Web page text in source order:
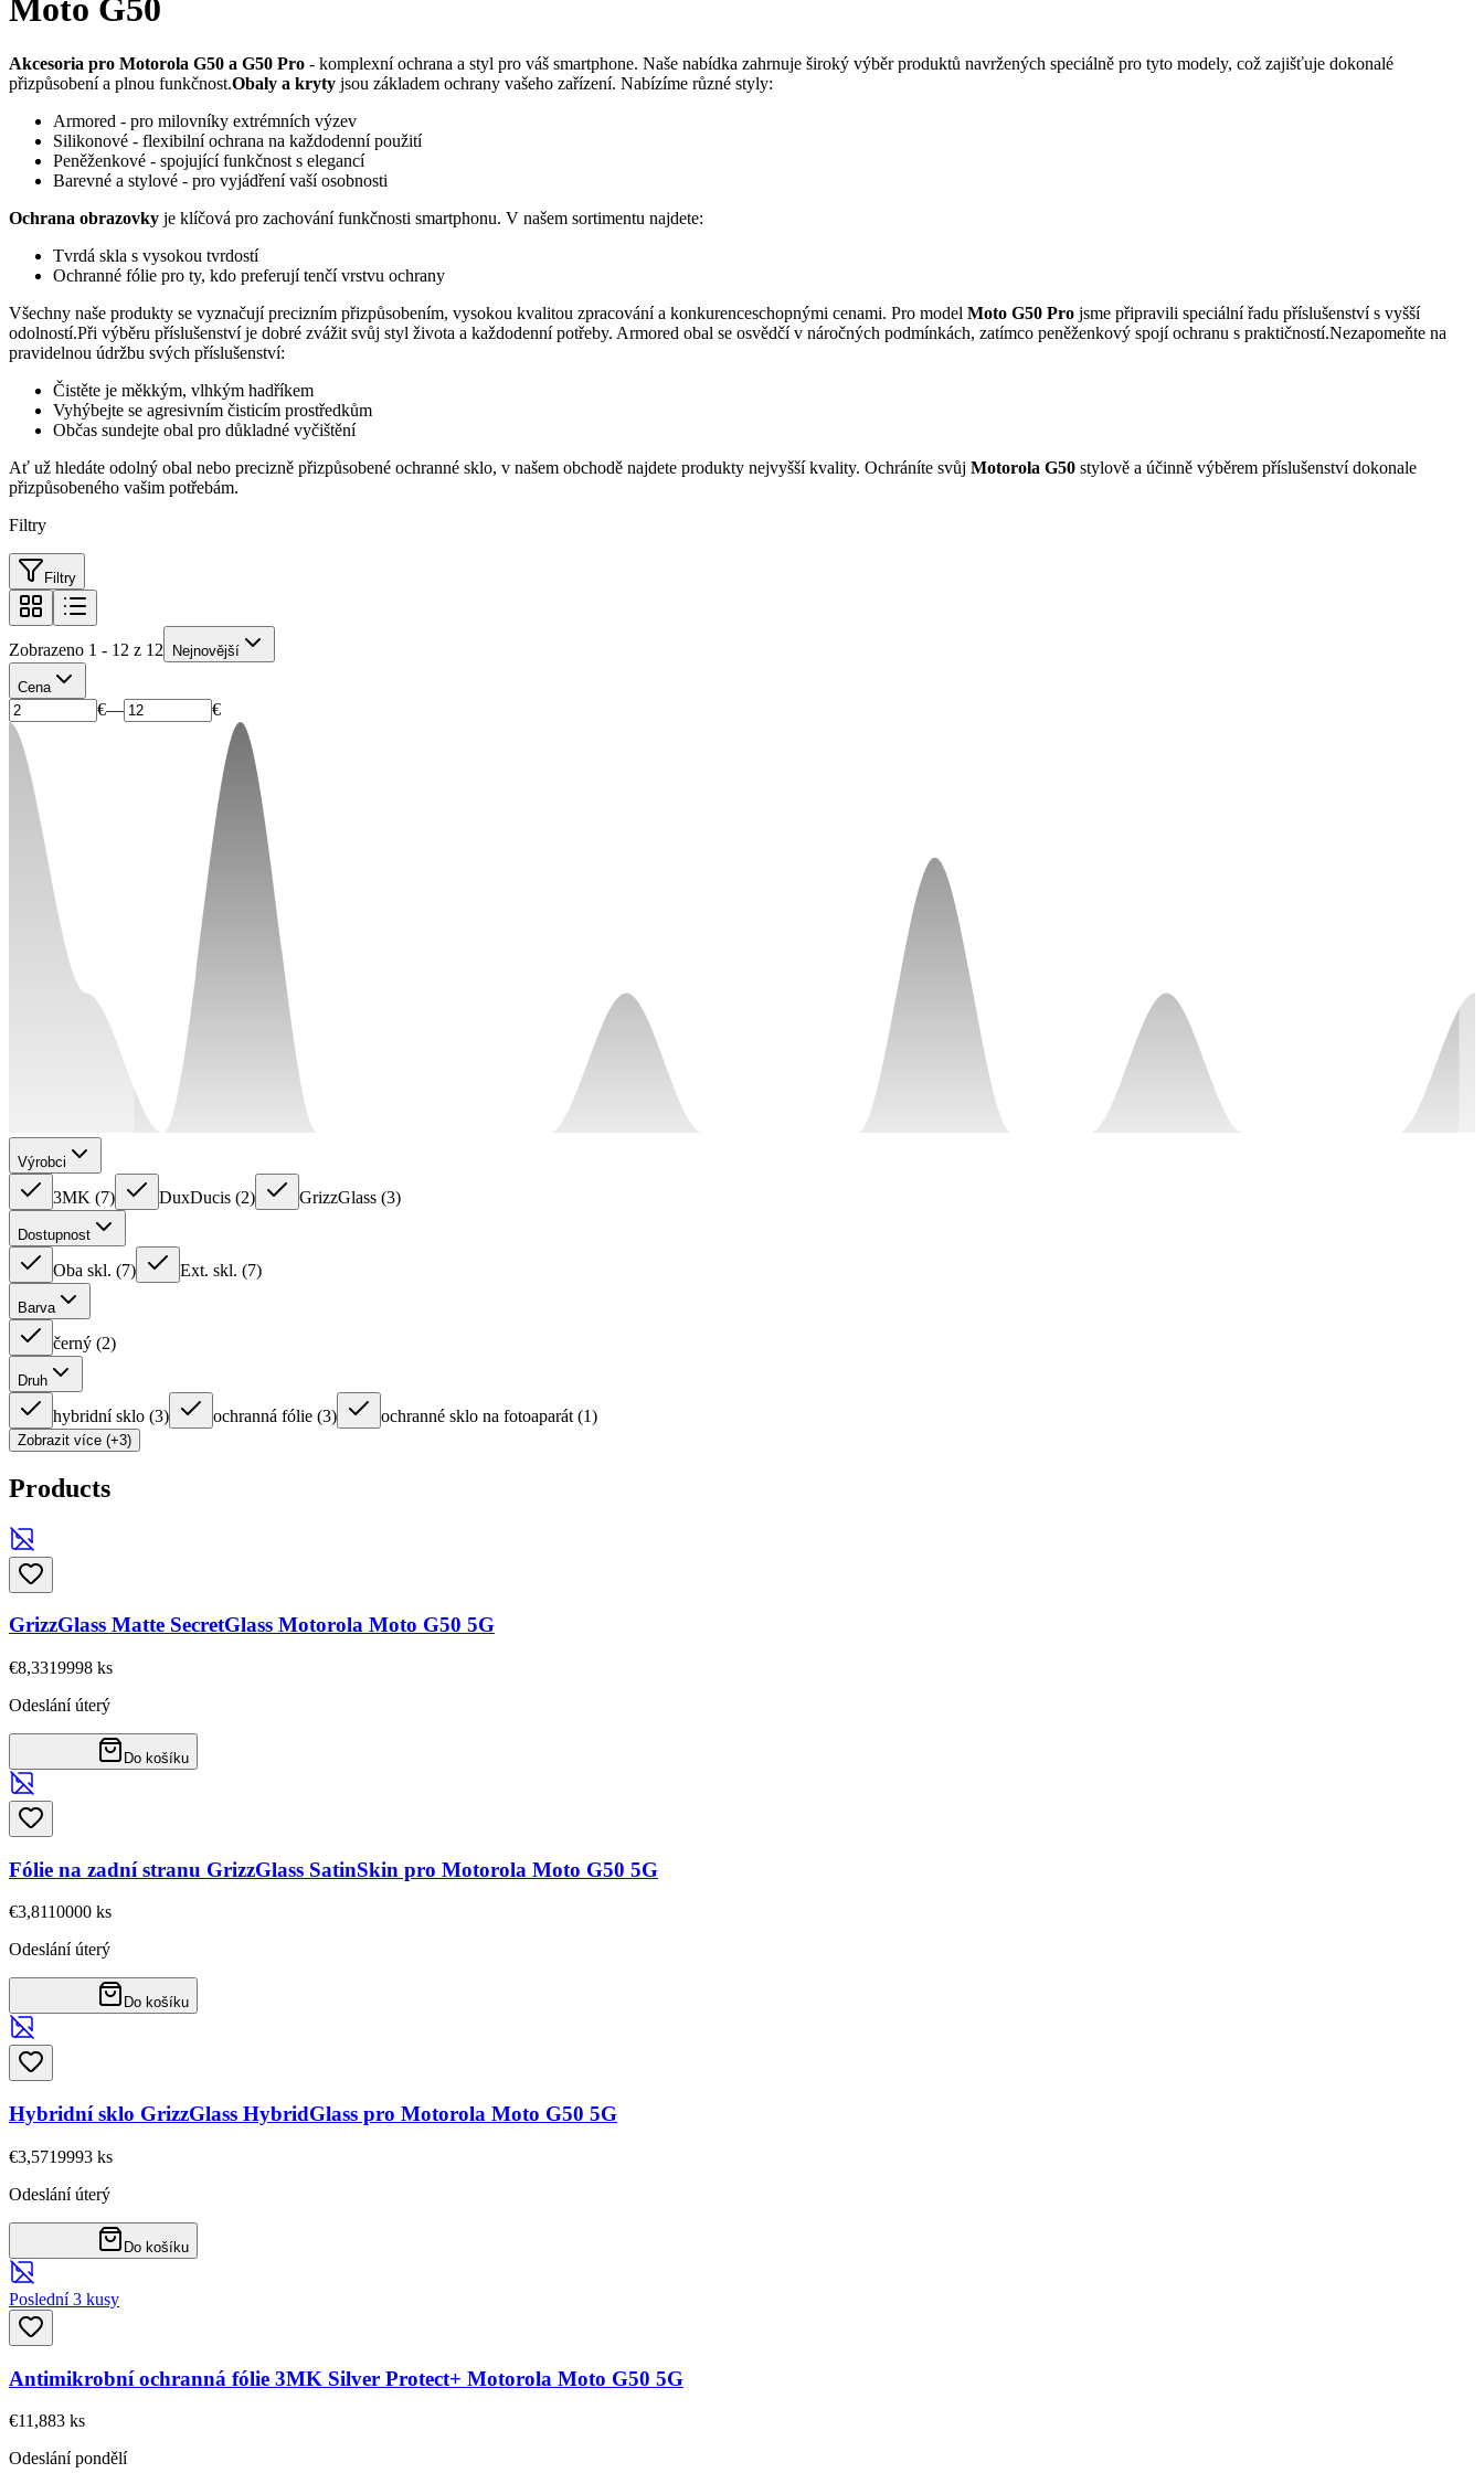
Moto G50
Akcesoria pro Motorola G50 a G50 Pro - komplexní ochrana a styl pro váš smartphone. Naše nabídka zahrnuje široký výběr produktů navržených speciálně pro tyto modely, což zajišťuje dokonalé
přizpůsobení a plnou funkčnost.Obaly a kryty jsou základem ochrany vašeho zařízení. Nabízíme různé styly:
Armored - pro milovníky extrémních výzev
Silikonové - flexibilní ochrana na každodenní použití
Peněženkové - spojující funkčnost s elegancí
Barevné a stylové - pro vyjádření vaší osobnosti
Ochrana obrazovky je klíčová pro zachování funkčnosti smartphonu. V našem sortimentu najdete:
Tvrdá skla s vysokou tvrdostí
Ochranné fólie pro ty, kdo preferují tenčí vrstvu ochrany
Všechny naše produkty se vyznačují precizním přizpůsobením, vysokou kvalitou zpracování a konkurenceschopnými cenami. Pro model Moto G50 Pro jsme připravili speciální řadu příslušenství s vyšší
odolností.Při výběru příslušenství je dobré zvážit svůj styl života a každodenní potřeby. Armored obal se osvědčí v náročných podmínkách, zatímco peněženkový spojí ochranu s praktičností.Nezapomeňte na
pravidelnou údržbu svých příslušenství:
Čistěte je měkkým, vlhkým hadříkem
Vyhýbejte se agresivním čisticím prostředkům
Občas sundejte obal pro důkladné vyčištění
Ať už hledáte odolný obal nebo precizně přizpůsobené ochranné sklo, v našem obchodě najdete produkty nejvyšší kvality. Ochráníte svůj Motorola G50 stylově a účinně výběrem příslušenství dokonale
přizpůsobeného vašim potřebám.
Filtry
Filtry
Zobrazeno 1 - 12 z 12 Nejnovější
Cena
€— €
Výrobci
3MK (7) DuxDucis (2) GrizzGlass (3)
Dostupnost
Oba skl. (7) Ext. skl. (7)
Barva
černý (2)
Druh
hybridní sklo (3) ochranná fólie (3) ochranné sklo na fotoaparát (1)
Zobrazit více (+3)
Products
GrizzGlass Matte SecretGlass Motorola Moto G50 5G
€8,3319998 ks
Odeslání úterý
Do košíku
Fólie na zadní stranu GrizzGlass SatinSkin pro Motorola Moto G50 5G
€3,8110000 ks
Odeslání úterý
Do košíku
Hybridní sklo GrizzGlass HybridGlass pro Motorola Moto G50 5G
€3,5719993 ks
Odeslání úterý
Do košíku
Poslední 3 kusy
Antimikrobní ochranná fólie 3MK Silver Protect+ Motorola Moto G50 5G
€11,883 ks
Odeslání pondělí